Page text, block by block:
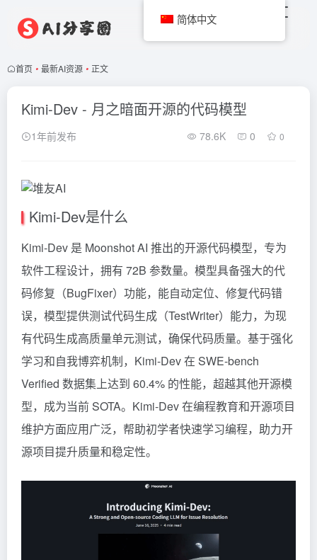
首页 • 最新AI资源 • 正文
Kimi-Dev - 月之暗面开源的代码模型
1年前发布 78.6K 0 0
Kimi-Dev是什么
Kimi-Dev 是 Moonshot AI 推出的开源代码模型，专为
软件工程设计，拥有 72B 参数量。模型具备强大的代
码修复（BugFixer）功能，能自动定位、修复代码错
误，模型提供测试代码生成（TestWriter）能力，为现
有代码生成高质量单元测试，确保代码质量。基于强化
学习和自我博弈机制，Kimi-Dev 在 SWE-bench
Verified 数据集上达到 60.4% 的性能，超越其他开源模
型，成为当前 SOTA。Kimi-Dev 在编程教育和开源项目
维护方面应用广泛，帮助初学者快速学习编程，助力开
源项目提升质量和稳定性。
简体中文